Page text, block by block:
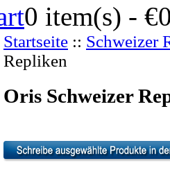
0 item(s) -
Startseite :: Schweizer
Repliken
Oris Schweizer